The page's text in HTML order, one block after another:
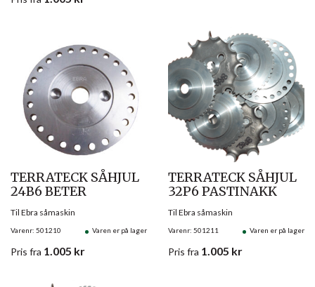
TERRATECK SÅHJUL
24B6 BETER
Varenr: 501210 Varen er på lager
Til Ebra såmaskin
Pris fra 1.005 kr
TERRATECK SÅHJUL
32P6 PASTINAKK
Varenr: 501211 Varen er på lager
Til Ebra såmaskin
Pris fra 1.005 kr